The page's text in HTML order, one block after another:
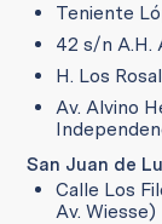
Teniente
42 s/n A.H.
H. Los
Av. Alvino
San Juan de
Calle Los
Av. Wiesse)